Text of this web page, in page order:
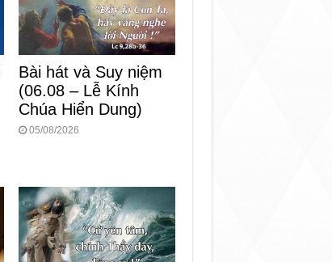
Bài hát và Suy niệm
(06.08 – Lễ Kính
Chúa Hiển Dung)
05/08/2026